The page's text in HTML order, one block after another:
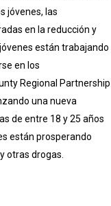
jóvenes, las
en la reducción y
están trabajando
en los
Regional Partnership
una nueva
de entre 18 y 25 años
están prosperando
otras drogas.